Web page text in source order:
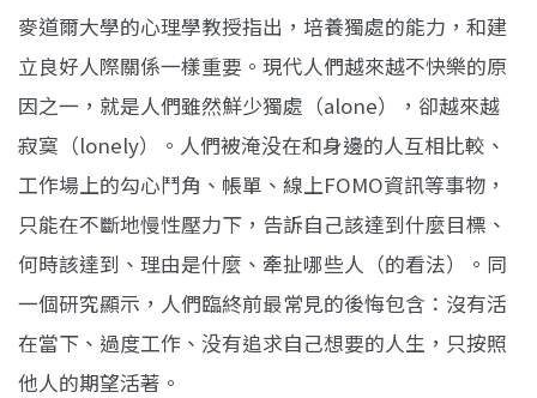
麥道爾大學的心理學教授指出，培養獨處的能力，和建
立良好人際關係一樣重要。現代人們越來越不快樂的原
因之一，就是人們雖然鮮少獨處（alone），卻越來越
寂寞（lonely）。人們被淹没在和身邊的人互相比較、
工作場上的勾心鬥角、帳單、線上FOMO資訊等事物，
只能在不斷地慢性壓力下，告訴自己該達到什麼目標、
何時該達到、理由是什麼、牽扯哪些人（的看法）。同
一個研究顯示，人們臨終前最常見的後悔包含：沒有活
在當下、過度工作、没有追求自己想要的人生，只按照
他人的期望活著。